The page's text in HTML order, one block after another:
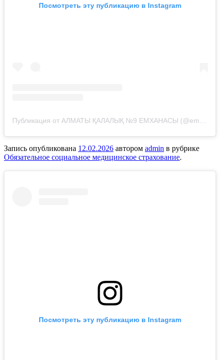
Посмотреть эту публикацию в Instagram
Запись опубликована 12.02.2026 автором admin в рубрике
Обязательное социальное медицинское страхование.
Посмотреть эту публикацию в Instagram